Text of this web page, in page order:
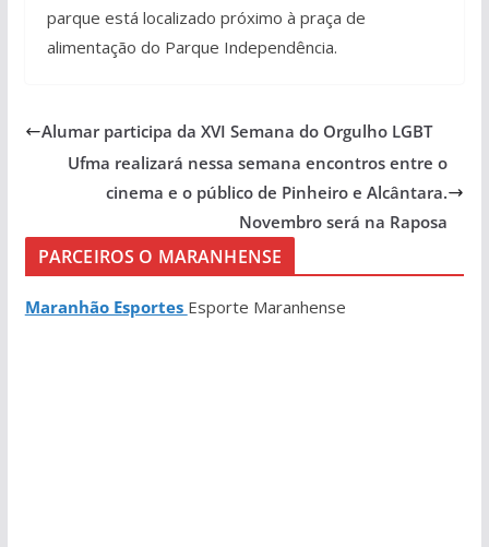
parque está localizado próximo à praça de
alimentação do Parque Independência.
Alumar participa da XVI Semana do Orgulho LGBT
Ufma realizará nessa semana encontros entre o
cinema e o público de Pinheiro e Alcântara.
Novembro será na Raposa
PARCEIROS O MARANHENSE
Maranhão Esportes Esporte Maranhense